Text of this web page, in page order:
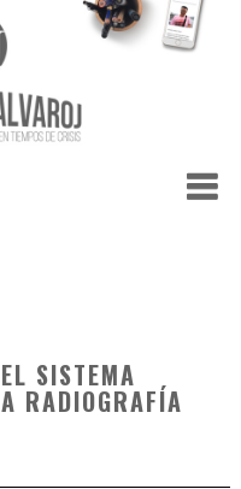
SISTEMA
RADIOGRAFÍA